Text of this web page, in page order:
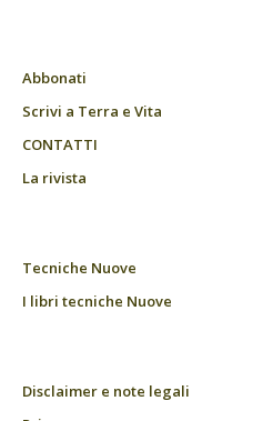
Abbonati
Scrivi a Terra e Vita
CONTATTI
La rivista
Tecniche Nuove
I libri tecniche Nuove
Disclaimer e note legali